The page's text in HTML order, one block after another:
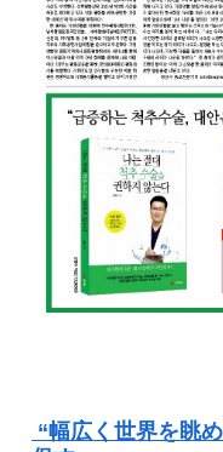
“幅広く世界を眺